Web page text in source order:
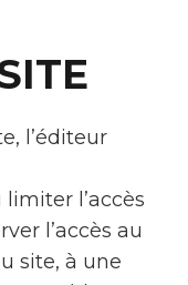
l’éditeur
l’accès
l’accès au
site, à une